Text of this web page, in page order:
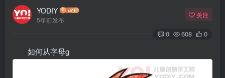
YODIY
5年前发布
关注
0 608 0
如何从字母g